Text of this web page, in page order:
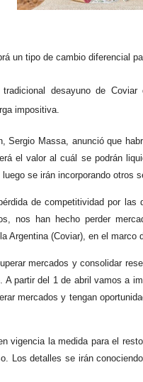
un tipo de cambio diferencial
desayuno de
impositiva.
Sergio Massa, anunció que
el valor al cuál se podrán
se irán incorporando otros
de competitividad por
nos han hecho perder
Argentina (Coviar), en el marco
mercados y consolidar
A partir del 1 de abril vamos a
mercados y tengan
vigencia la medida para el
Los detalles se irán